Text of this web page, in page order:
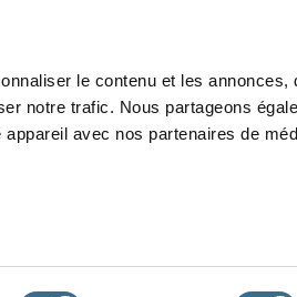
le contenu et les annonces,
notre trafic. Nous partageons
avec nos partenaires de